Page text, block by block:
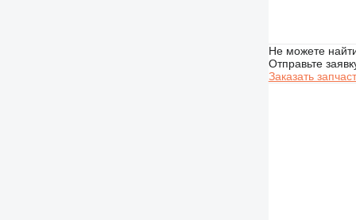
Не можете
Отправьте
Заказать